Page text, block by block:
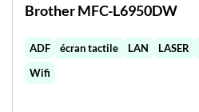
Brother MFC-L6950DW
ADF écran tactile LAN LASER
Wifi